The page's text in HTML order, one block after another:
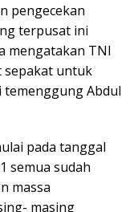
pengecekan
terpusat ini
mengatakan TNI
sepakat untuk
temenggung Abdul
pada tanggal
semua sudah
massa
masing